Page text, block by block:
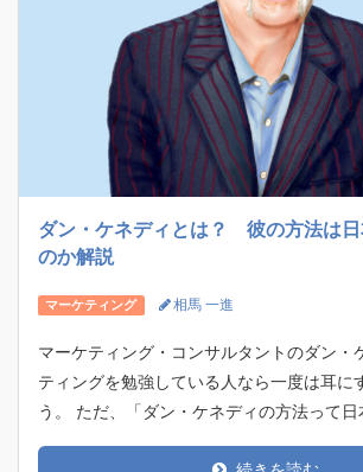
ダン・ケネディとは？ 彼の方法は日
のか解説
マーケティング 相馬 一進
マーケティング・コンサルタントのダン・
ティングを勉強している人なら一度は耳に
う。 ただ、「ダン・ケネディの方法って日